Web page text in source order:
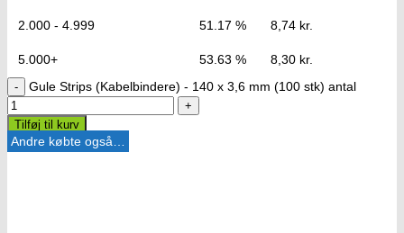
2.000 - 4.999 51.17 % 8,74 kr.
5.000+ 53.63 % 8,30 kr.
Gule Strips (Kabelbindere) - 140 x 3,6 mm (100 stk) antal
Tilføj til kurv
Andre købte også…